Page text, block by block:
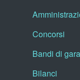
Concorsi
Bandi di gara
Bilanci